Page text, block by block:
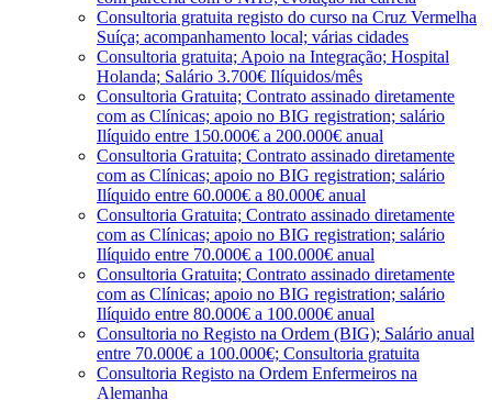
Consultoria gratuita registo do curso na Cruz Vermelha
Suíça; acompanhamento local; várias cidades
Consultoria gratuita; Apoio na Integração; Hospital
Holanda; Salário 3.700€ Ilíquidos/mês
Consultoria Gratuita; Contrato assinado diretamente
com as Clínicas; apoio no BIG registration; salário
Ilíquido entre 150.000€ a 200.000€ anual
Consultoria Gratuita; Contrato assinado diretamente
com as Clínicas; apoio no BIG registration; salário
Ilíquido entre 60.000€ a 80.000€ anual
Consultoria Gratuita; Contrato assinado diretamente
com as Clínicas; apoio no BIG registration; salário
Ilíquido entre 70.000€ a 100.000€ anual
Consultoria Gratuita; Contrato assinado diretamente
com as Clínicas; apoio no BIG registration; salário
Ilíquido entre 80.000€ a 100.000€ anual
Consultoria no Registo na Ordem (BIG); Salário anual
entre 70.000€ a 100.000€; Consultoria gratuita
Consultoria Registo na Ordem Enfermeiros na
Alemanha